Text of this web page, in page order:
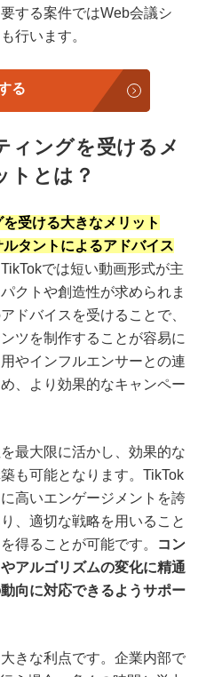
する案件ではWeb会議シ
行います。
る
ィングを受けるメ
トとは？
受ける大きなメリット
タントによるアドバイス
では短い動画形式が主
クトや創造性が求められま
ドバイスを受けることで、
ツを制作することが容易に
やインフルエンサーとの連
、より効果的なキャンペー
最大限に活かし、効果的な
も可能となります。TikTok
高いエンゲージメントを誇
、適切な戦略を用いること
得ることが可能です。
コン
アルゴリズムの変化に精通
向に対応できるようサポー
きな利点です。企業内部で